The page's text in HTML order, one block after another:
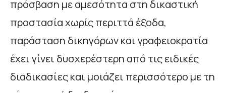
πρόσβαση με αμεσότητα στη δικαστική
προστασία χωρίς περιττά έξοδα,
παράσταση δικηγόρων και γραφειοκρατία
έχει γίνει δυσχερέστερη από τις ειδικές
διαδικασίες και μοιάζει περισσότερο με τη